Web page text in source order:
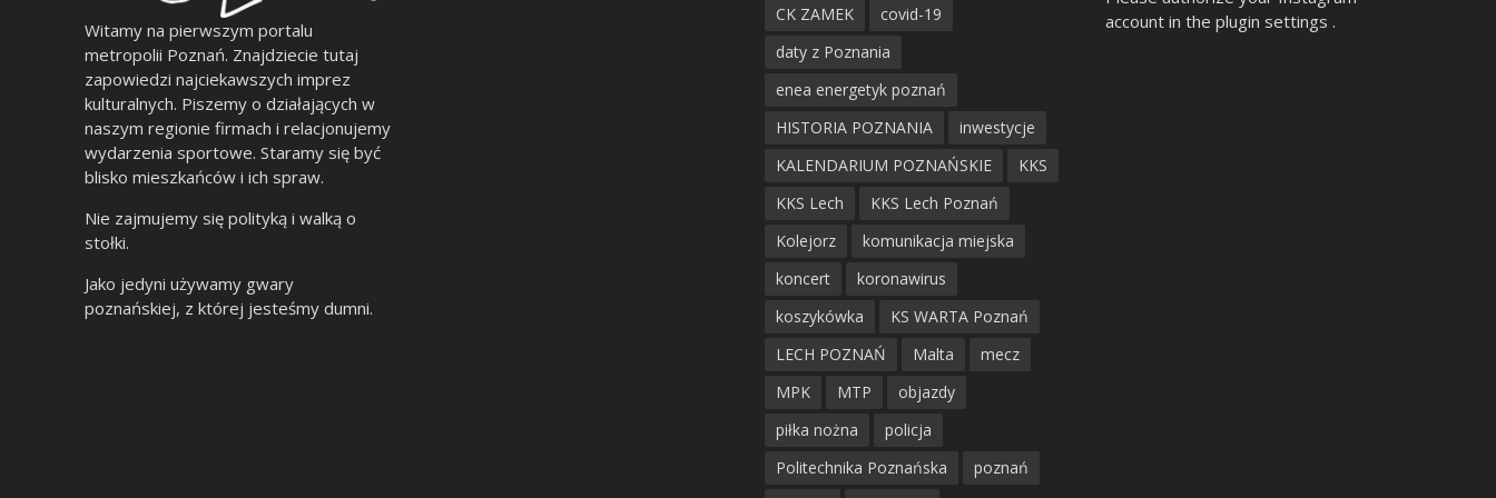
Witamy na pierwszym portalu
metropolii Poznań. Znajdziecie tutaj
zapowiedzi najciekawszych imprez
kulturalnych. Piszemy o działających w
naszym regionie firmach i relacjonujemy
wydarzenia sportowe. Staramy się być
blisko mieszkańców i ich spraw.
Nie zajmujemy się polityką i walką o
stołki.
Jako jedyni używamy gwary
poznańskiej, z której jesteśmy dumni.
CK ZAMEK
covid-19
daty z Poznania
enea energetyk poznań
HISTORIA POZNANIA
inwestycje
KALENDARIUM POZNAŃSKIE
KKS
KKS Lech
KKS Lech Poznań
Kolejorz
komunikacja miejska
koncert
koronawirus
koszykówka
KS WARTA Poznań
LECH POZNAŃ
Malta
mecz
MPK
MTP
objazdy
piłka nożna
policja
Politechnika Poznańska
poznań
account in the plugin settings .